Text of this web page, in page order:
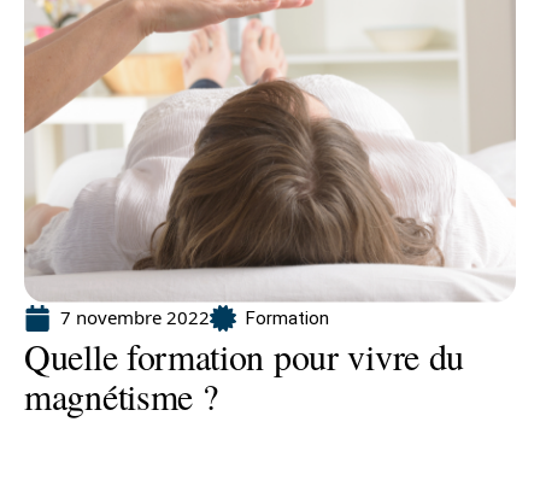
7 novembre 2022 Formation
Quelle formation pour vivre du
magnétisme ?